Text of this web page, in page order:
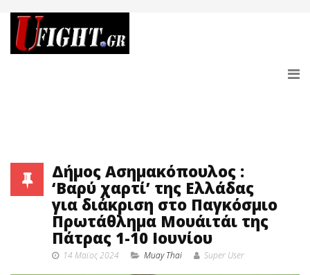
Δήμος Ασημακόπουλος :
‘Βαρύ χαρτί’ της Ελλάδας
για διάκριση στο Παγκόσμιο
Πρωτάθλημα Μουάιτάι της
Πάτρας 1-10 Ιουνίου
14 Μαϊος 2024 Muay Thai Super User